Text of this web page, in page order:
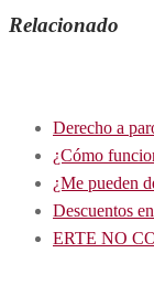
Relacionado
Derecho a
¿Cómo
¿Me pueden
Descuentos
ERTE NO